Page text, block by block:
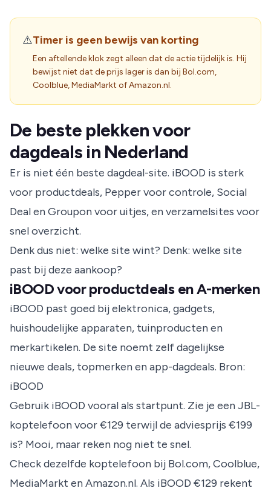
⚠️Timer is geen bewijs van korting
Een aftellende klok zegt alleen dat de actie tijdelijk is. Hij
bewijst niet dat de prijs lager is dan bij Bol.com,
Coolblue, MediaMarkt of Amazon.nl.
De beste plekken voor
dagdeals in Nederland
Er is niet één beste dagdeal-site. iBOOD is sterk
voor productdeals, Pepper voor controle, Social
Deal en Groupon voor uitjes, en verzamelsites voor
snel overzicht.
Denk dus niet: welke site wint? Denk: welke site
past bij deze aankoop?
iBOOD voor productdeals en A-merken
iBOOD past goed bij elektronica, gadgets,
huishoudelijke apparaten, tuinproducten en
merkartikelen. De site noemt zelf dagelijkse
nieuwe deals, topmerken en app-dagdeals. Bron:
iBOOD
Gebruik iBOOD vooral als startpunt. Zie je een JBL-
koptelefoon voor €129 terwijl de adviesprijs €199
is? Mooi, maar reken nog niet te snel.
Check dezelfde koptelefoon bij Bol.com, Coolblue,
MediaMarkt en Amazon.nl. Als iBOOD €129 rekent